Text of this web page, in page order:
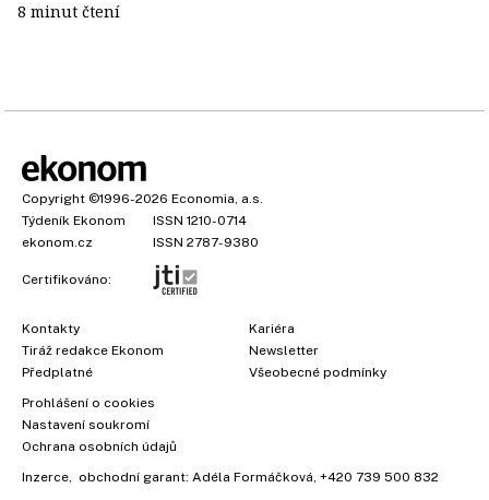
8 minut čtení
Copyright ©1996-2026 Economia, a.s.
Týdeník Ekonom
ISSN 1210-0714
ekonom.cz
ISSN 2787-9380
Certifikováno:
Kontakty
Tiráž redakce Ekonom
Předplatné
Kariéra
Newsletter
Všeobecné podmínky
Prohlášení o cookies
Nastavení soukromí
Ochrana osobních údajů
Inzerce, obchodní garant: Adéla Formáčková, +420 739 500 832